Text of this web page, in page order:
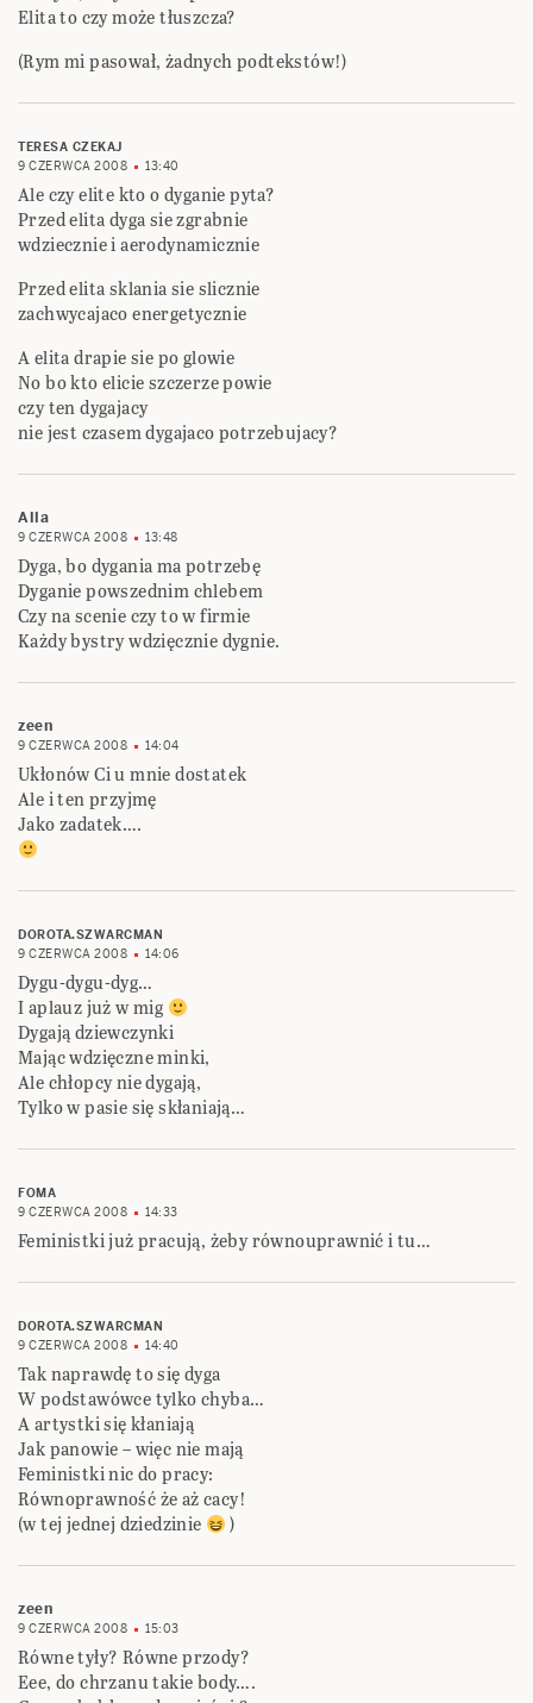
Elita to czy może tłuszcza?
(Rym mi pasował, żadnych podtekstów!)
TERESA CZEKAJ
9 CZERWCA 2008
13:40
Ale czy elite kto o dyganie pyta?
Przed elita dyga sie zgrabnie
wdziecznie i aerodynamicznie
Przed elita sklania sie slicznie
zachwycajaco energetycznie
A elita drapie sie po glowie
No bo kto elicie szczerze powie
czy ten dygajacy
nie jest czasem dygajaco potrzebujacy?
Alla
9 CZERWCA 2008 13:48
Dyga, bo dygania ma potrzebę
Dyganie powszednim chlebem
Czy na scenie czy to w firmie
Każdy bystry wdzięcznie dygnie.
zeen
9 CZERWCA 2008 14:04
Ukłonów Ci u mnie dostatek
Ale i ten przyjmę
Jako zadatek….
DOROTA.SZWARCMAN
9 CZERWCA 2008
14:06
Dygu-dygu-dyg…
I aplauz już w mig
Dygają dziewczynki
Mając wdzięczne minki,
Ale chłopcy nie dygają,
Tylko w pasie się skłaniają…
FOMA
9 CZERWCA 2008
14:33
Feministki już pracują, żeby równouprawnić i tu…
DOROTA.SZWARCMAN
9 CZERWCA 2008
14:40
Tak naprawdę to się dyga
W podstawówce tylko chyba…
A artystki się kłaniają
Jak panowie – więc nie mają
Feministki nic do pracy:
Równoprawność że aż cacy!
(w tej jednej dziedzinie
)
zeen
9 CZERWCA 2008 15:03
Równe tyły? Równe przody?
Eee, do chrzanu takie body….